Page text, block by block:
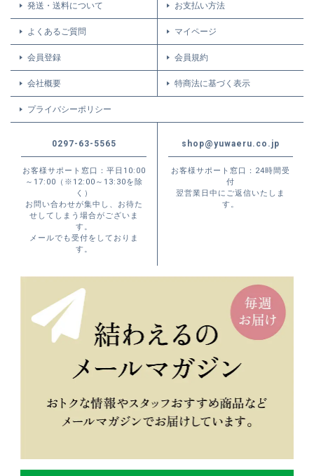
発送・送料について お支払い方法
よくあるご質問 マイページ
会員登録 会員規約
会社概要 特商法に基づく表示
プライバシーポリシー
0297-63-5565
お客様サポート窓口：平日10:00
～17:00（※12:00～13:30を除
く）
お問い合わせが集中し、お待た
せしてしまう場合がございま
す。
メールでも受付をしておりま
す。
shop@yuwaeru.co.jp
お客様サポート窓口：24時間受
付
翌営業日中にご返信いたしま
す。